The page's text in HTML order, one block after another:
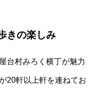
きの楽しみ
台村みろく横丁が魅力
20軒以上軒を連ねてお